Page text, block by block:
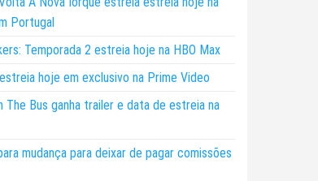
Portugal
Temporada 2 estreia hoje na HBO Max
hoje em exclusivo na Prime Video
The Bus ganha trailer e data de estreia na
mudança para deixar de pagar comissões